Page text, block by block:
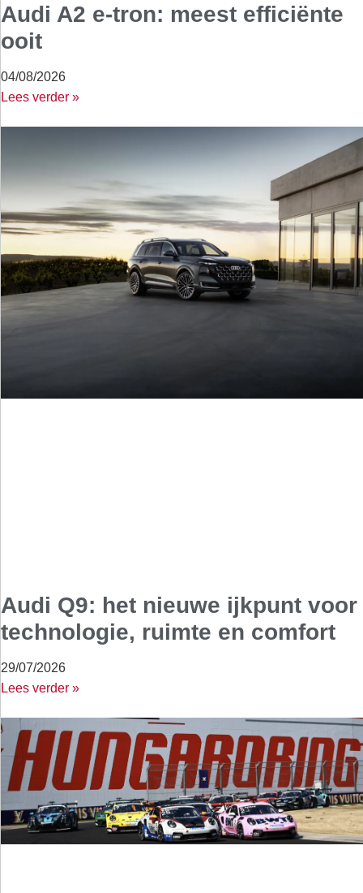
Audi A2 e-tron: meest efficiënte
ooit
04/08/2026
Lees verder »
Audi Q9: het nieuwe ijkpunt voor
technologie, ruimte en comfort
29/07/2026
Lees verder »